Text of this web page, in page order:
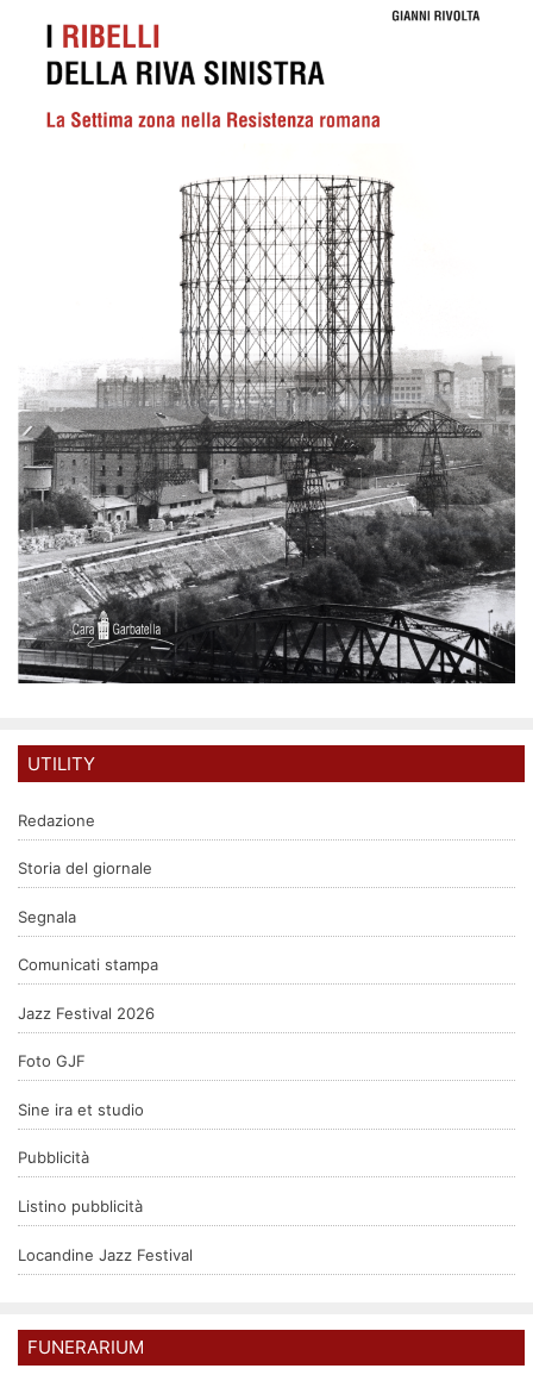
UTILITY
Redazione
Storia del giornale
Segnala
Comunicati stampa
Jazz Festival 2026
Foto GJF
Sine ira et studio
Pubblicità
Listino pubblicità
Locandine Jazz Festival
FUNERARIUM